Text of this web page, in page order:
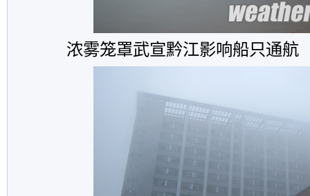
浓雾笼罩武宣黔江影响船只通航